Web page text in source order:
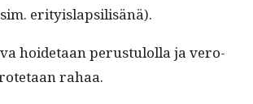
erityislapsilisänä).
hoide­taan perus­tu­lol­la ja vero­
rahaa.